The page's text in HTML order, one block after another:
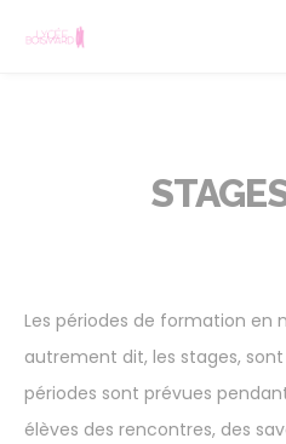
Les périodes de formation en
autrement dit, les stages, sont
périodes sont prévues
élèves des rencontres, des